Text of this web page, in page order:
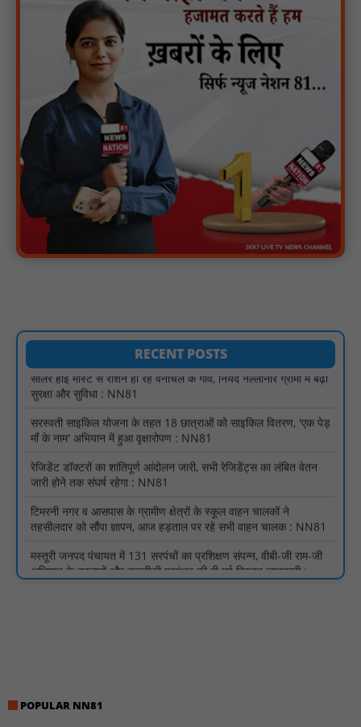
RECENT POSTS
गुरु रविदास महाराज की 650वीं जयंती पर ‘कलश वंदन यात्रा’ का भव्य स्वागत
मस्तूरी क्षेत्र में विश्व स्तनपान दिवस पर जागरूकता कार्यक्रम आयोजित:
वर्धा में ज़िला परिषद के कर्मचारी चौदह दिनों से हड़ताल पर : NN81
पीएचईडी विभाग मंत्री ने जहाजपुर विधानसभा क्षेत्र में विभिन्न विकास कार्यों का
सोलर हाई मास्ट से रोशन हो रहे वनांचल के गांव, नियद नेल्लानार ग्रामों में बढ़ी
सुरक्षा और सुविधा : NN81
सरस्वती साइकिल योजना के तहत 18 छात्राओं को साइकिल वितरण, 'एक पेड़
माँ के नाम' अभियान में हुआ वृक्षारोपण : NN81
रेजिडेंट डॉक्टरों का शांतिपूर्ण आंदोलन जारी, सभी रेजिडेंट्स का लंबित वेतन
जारी होने तक संघर्ष रहेगा : NN81
टिमरनी नगर व आसपास के ग्रामीण क्षेत्रों के स्कूल वाहन चालकों ने
तहसीलदार को सौंपा ज्ञापन, आज हड़ताल पर रहे सभी वाहन चालक : NN81
मस्तूरी जनपद पंचायत में 131 सरपंचों का प्रशिक्षण संपन्न, वीबी-जी राम-जी
अभियान के बदलावों और तकनीकी प्रबंधन की दी गई विस्तृत जानकारी :
NN81
गुरु रविदास महाराज की 650वीं जयंती पर ‘कलश वंदन यात्रा’ का भव्य स्वागत
किया शिलान्यास एवं लोकार्पण : NN81
POPULAR NN81